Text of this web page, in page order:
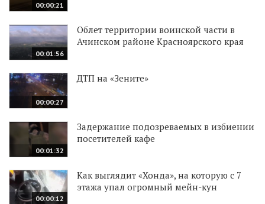
00:00:21
00:01:56
Облет территории воинской части в
Ачинском районе Красноярского края
00:00:27
ДТП на «Зените»
00:01:32
Задержание подозреваемых в избиении
посетителей кафе
00:00:12
Как выглядит «Хонда», на которую с 7
этажа упал огромный мейн-кун